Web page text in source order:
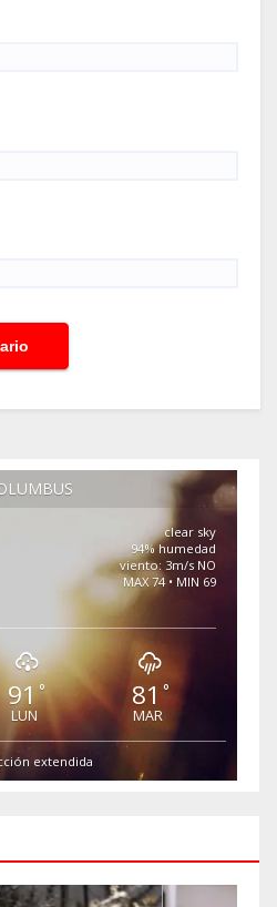
clear sky
94% humedad
viento: 3m/s NO
MAX 74 • MIN 69
91°
LUN
81 °
MAR
extendida